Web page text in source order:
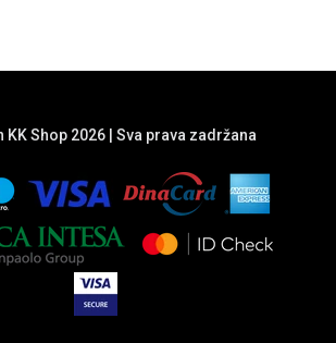
Shop 2026 | Sva prava zadržana